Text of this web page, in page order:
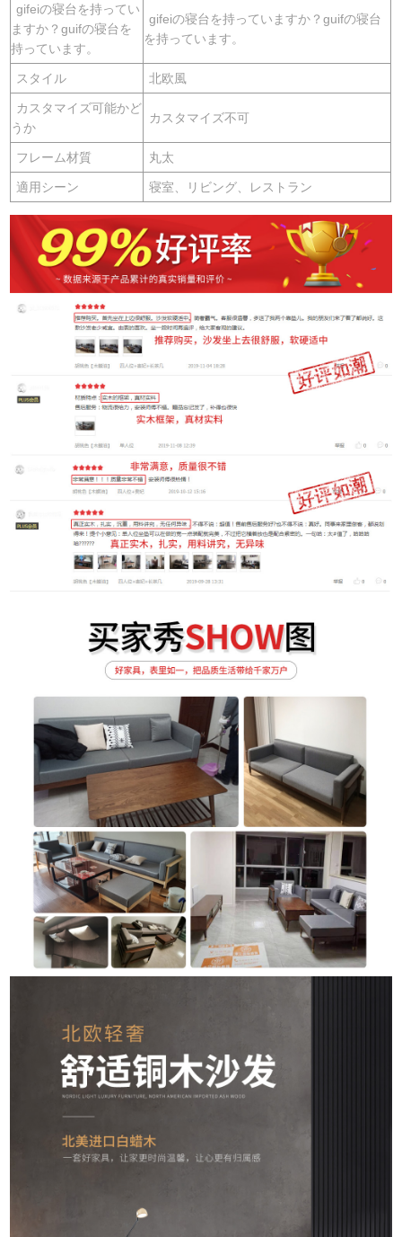
gifeiの寝台を持ってい
ますか？guifの寝台を
持っています。
gifeiの寝台を持っていますか？guifの寝台
を持っています。
スタイル 北欧風
カスタマイズ可能かど
うか
カスタマイズ不可
フレーム材質 丸太
適用シーン 寝室、リビング、レストラン